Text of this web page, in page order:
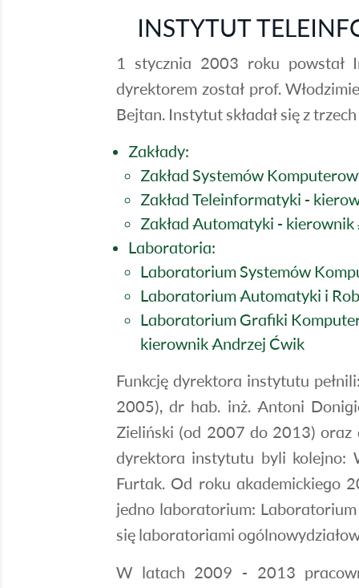
INSTYTUT
1 stycznia 2003 roku powstał
dyrektorem został prof.
Bejtan. Instytut składał się z
Zakłady:
Zakład Systemów
Zakład Teleinformatyki -
Zakład Automatyki -
Laboratoria:
Laboratorium Systemów
Laboratorium Automatyki i
Laboratorium Grafiki
kierownik Andrzej Ćwik
Funkcję dyrektora instytutu
2005), dr hab. inż. Antoni
Zieliński (od 2007 do 2013) oraz
dyrektora instytutu byli kolejno:
Furtak. Od roku akademickiego
jedno laboratorium: Laboratorium
się laboratoriami
W latach 2009 - 2013